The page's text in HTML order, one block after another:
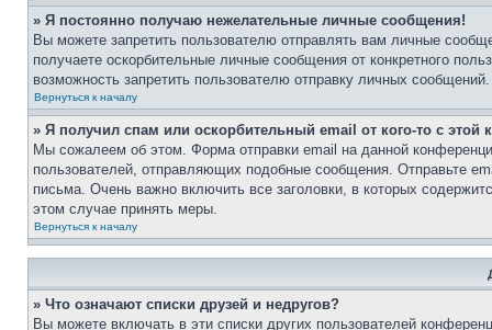
» Я постоянно получаю нежелательные личные сообщения!
Вы можете запретить пользователю отправлять вам личные
получаете оскорбительные личные сообщения от конкретного
возможность запретить пользователю отправку личных сообщений.
Вернуться к началу
» Я получил спам или оскорбительный email от кого-то с этой
Мы сожалеем об этом. Форма отправки email на данной
пользователей, отправляющих подобные сообщения. Отправьте
письма. Очень важно включить все заголовки, в которых
этом случае принять меры.
Вернуться к началу
» Что означают списки друзей и недругов?
Вы можете включать в эти списки других пользователей